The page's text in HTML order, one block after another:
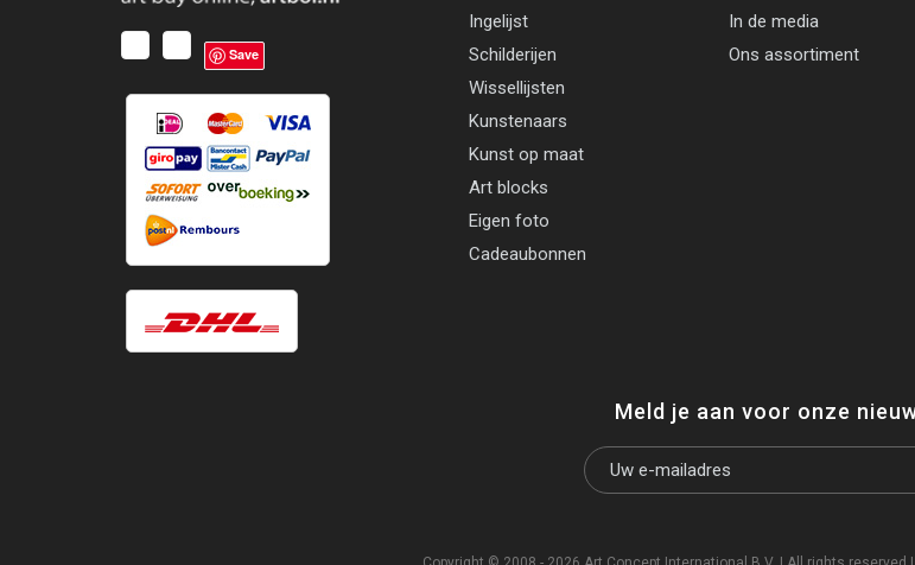
Save
Ingelijst
Schilderijen
Wissellijsten
Kunstenaars
Kunst op maat
Art blocks
Eigen foto
Cadeaubonnen
In de media
Ons assortiment
Meld je aan voor onze